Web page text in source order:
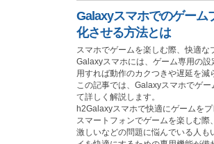
Galaxyスマホでのゲーム
化させる方法とは
スマホでゲームを楽しむ際、快適
Galaxyスマホには、ゲーム専用の
用すれば動作のカクつきや遅延を
この記事では、Galaxyスマホでゲ
て詳しく解説します。
h2Galaxyスマホで快適にゲームを
スマートフォンでゲームを楽しむ
激しいなどの問題に悩んでいる人